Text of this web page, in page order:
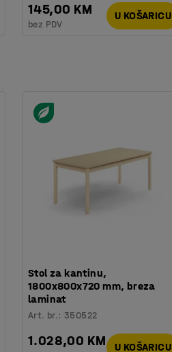
145,00 KM
bez PDV
U KOŠARICU
Stol za kantinu,
1800x800x720 mm, breza
laminat
Art. br.:350522
1.028,00 KM U KOŠARICU